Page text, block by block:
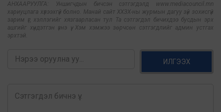
АНХААРУУЛГА: Уншигчдын бичсэн сэтгэгдэлд www.mediacouncil.mn
хариуцлага хүлээхгүй болно. Манай сайт ХХЗХ-ны журмын дагуу зүй зохисгүй
зарим үг, хэллэгийг хязгаарласан тул Та сэтгэгдэл бичихдээ бусдын эрх
ашгийг хүндэтгэн үзнэ үү. Хэм хэмжээ зөрчсөн сэтгэгдлийг админ устгах
эрхтэй.
ИЛГЭЭХ